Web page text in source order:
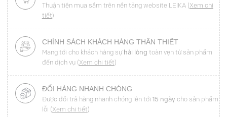
Thuận tiện mua sắm trên nền tảng website LEIKA (Xem chi
tiết)
CHÍNH SÁCH KHÁCH HÀNG THÂN THIẾT
Mang tới cho khách hàng sự hài lòng toàn vẹn từ sản phẩm
đến dịch vụ (Xem chi tiết)
ĐỔI HÀNG NHANH CHÓNG
Được đổi trả hàng nhanh chóng lên tới 15 ngày cho sản phẩm
lỗi (Xem chi tiết)